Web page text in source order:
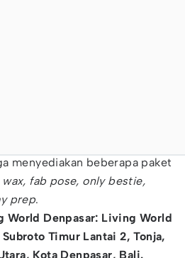
menyediakan beberapa paket
fab pose, only bestie,
prep.
World Denpasar: Living World
Timur Lantai 2, Tonja,
Kota Denpasar, Bali.